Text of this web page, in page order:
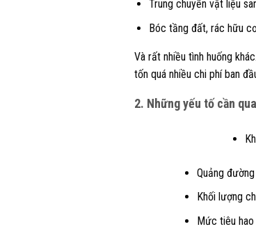
Trung chuyển vật liệu
Bóc tầng đất, rác hữu
Và rất nhiều tình huống
tốn quá nhiều chi phí ban
2. Những yếu tố cần
Quảng
Khối lượng
Mức tiêu